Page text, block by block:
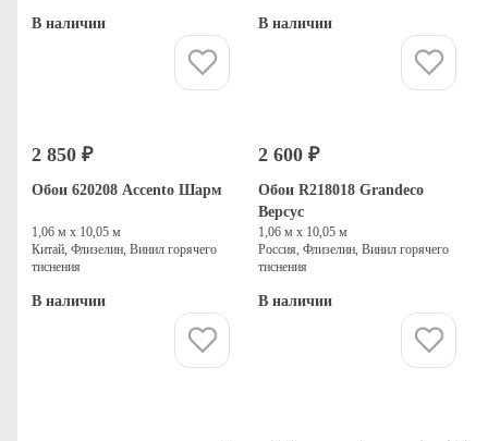
В наличии В наличии
2 850 ₽
Обои 620208 Accento Шарм
1,06 м х 10,05 м
Китай, Флизелин, Винил горячего
тиснения
В наличии
2 600 ₽
Обои R218018 Grandeco
Версус
1,06 м х 10,05 м
Россия, Флизелин, Винил горячего
тиснения
В наличии